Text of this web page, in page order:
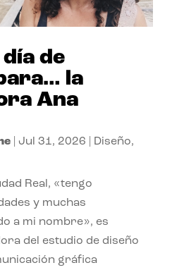
de
la
Ana
| Jul 31, 2026 Diseño,
Real, «tengo
y muchas
a mi nombre», es
del estudio de diseño
gráfica